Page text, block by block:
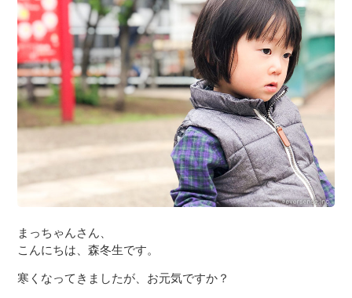
まっちゃんさん、
こんにちは、森冬生です。
寒くなってきましたが、お元気ですか？